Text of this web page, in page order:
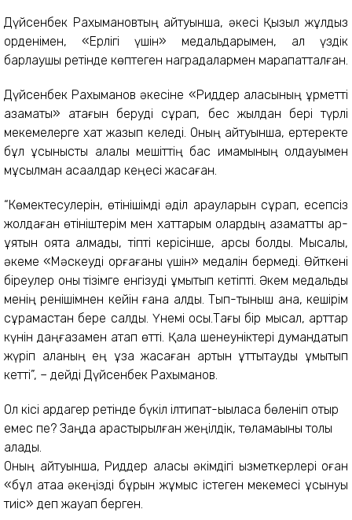
Дүйсенбек Рахымқановтың айтуынша, әкесі Қызыл жұлдыз
орденімен, «Ерлігі үшін» медальдарымен, ал үздік
барлаушы ретінде көптеген наградалармен марапатталған.
Дүйсенбек Рахымқанов әкесіне «Риддер қаласының құрметті
азаматы» атағын беруді сұрап, бес жылдан бері түрлі
мекемелерге хат жазып келеді. Оның айтуынша, ертеректе
бұл ұсынысты қалалық мешіттің бас имамының қолдауымен
мұсылман ақсақалдар кеңесі жасаған.
“Көмектесулерін, өтінішімді әділ қарауларын сұрап, есепсіз
жолдаған өтініштерім мен хаттарым олардың азаматтық ар-
ұятын оята алмады, тіпті керісінше, қарсы болды. Мысалы,
әкеме «Мәскеуді қорғағаны үшін» медалін бермеді. Өйткені
біреулер оны тізімге енгізуді ұмытып кетіпті. Әкем медальды
менің ренішімнен кейін ғана алды. Тып-тыныш қана, кешірім
сұрамастан бере салды. Үнемі осы.Тағы бір мысал, қарттар
күнін даңғазамен атап өтті. Қала шенеуніктері думандатып
жүріп қаланың ең ұзақ жасаған қартын құттықтауды ұмытып
кетті”, – дейді Дүйсенбек Рахымқанов.
Ол кісі ардагер ретінде бүкіл ілтипат-ықыласқа бөленіп отыр
емес пе? Заңда қарастырылған жеңілдік, төламақыны толық
алады.
Оның айтуынша, Риддер қаласы әкімдігі қызметкерлері оған
«бұл атаққа әкеңізді бұрын жұмыс істеген мекемесі ұсынуы
тиіс» деп жауап берген.